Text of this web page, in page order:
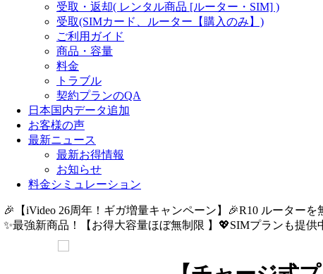
受取・返却( レンタル商品 [ルーター・SIM] )
受取(SIMカード、ルーター【購入のみ】)
ご利用ガイド
商品・容量
料金
トラブル
契約プランのQA
日本国内データ追加
お客様の声
最新ニュース
最新お得情報
お知らせ
料金シミュレーション
🎉【iVideo 26周年！ギガ増量キャンペーン】🎉R10 ルーター
✨️最強新商品！【お得大容量ほぼ無制限 】💖SIMプランも提